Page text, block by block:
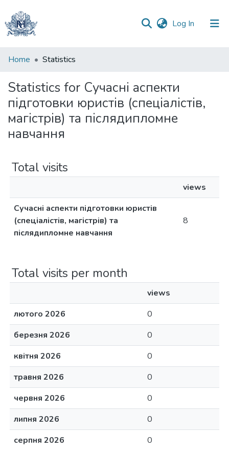
Log In (current)
Communities
Collections
All of DSpace
Home Statistics
Statistics for Сучасні аспекти
підготовки юристів (спеціалістів,
магістрів) та післядипломне
навчання
Total visits
views
Сучасні аспекти підготовки юристів
(спеціалістів, магістрів) та
післядипломне навчання
8
Total visits per month
views
лютого 2026
0
березня 2026
0
квітня 2026
0
травня 2026
0
червня 2026
0
липня 2026
0
серпня 2026
0